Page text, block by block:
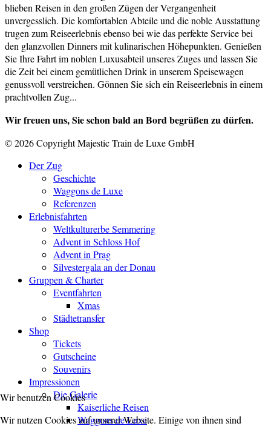
blieben Reisen in den großen Zügen der Vergangenheit
unvergesslich. Die komfortablen Abteile und die noble Ausstattung
trugen zum Reiseerlebnis ebenso bei wie das perfekte Service bei
den glanzvollen Dinners mit kulinarischen Höhepunkten. Genießen
Sie Ihre Fahrt im noblen Luxusabteil unseres Zuges und lassen Sie
die Zeit bei einem gemütlichen Drink in unserem Speisewagen
genussvoll verstreichen. Gönnen Sie sich ein Reiseerlebnis in einem
prachtvollen Zug...
Wir freuen uns, Sie schon bald an Bord begrüßen zu dürfen.
© 2026 Copyright Majestic Train de Luxe GmbH
Der Zug
Geschichte
Waggons de Luxe
Referenzen
Erlebnisfahrten
Weltkulturerbe Semmering
Advent in Schloss Hof
Advent in Prag
Silvestergala an der Donau
Gruppen & Charter
Eventfahrten
Xmas
Städtetransfer
Shop
Tickets
Gutscheine
Souvenirs
Impressionen
Die Galerie
Kaiserliche Reisen
Waggons de Luxe
Wir benutzen Cookies
Wir nutzen Cookies auf unserer Website. Einige von ihnen sind